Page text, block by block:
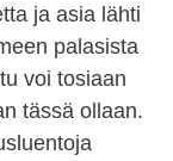
ja asia lähti
palasista
voi tosiaan
tässä ollaan.